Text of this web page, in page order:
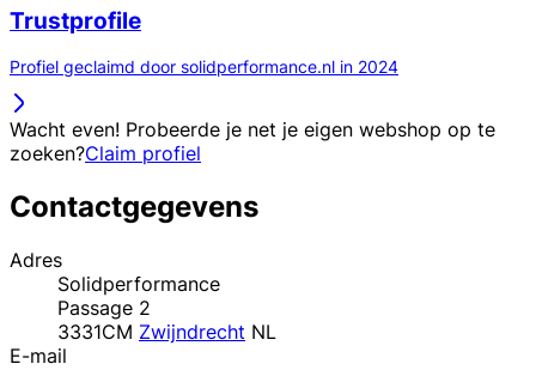
Trustprofile
Profiel geclaimd door solidperformance.nl in 2024
Wacht even! Probeerde je net je eigen webshop op te
zoeken?Claim profiel
Contactgegevens
Adres
Solidperformance
Passage 2
3331CM Zwijndrecht NL
E-mail